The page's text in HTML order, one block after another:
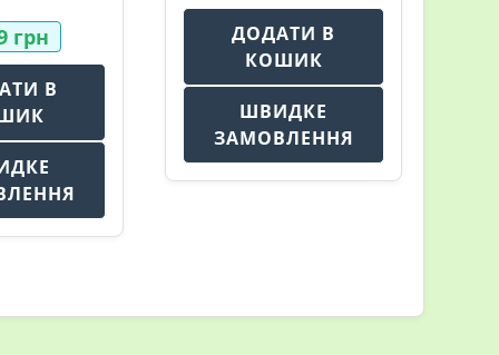
грн
В
ДОДАТИ В
КОШИК
ШВИДКЕ
ЗАМОВЛЕННЯ